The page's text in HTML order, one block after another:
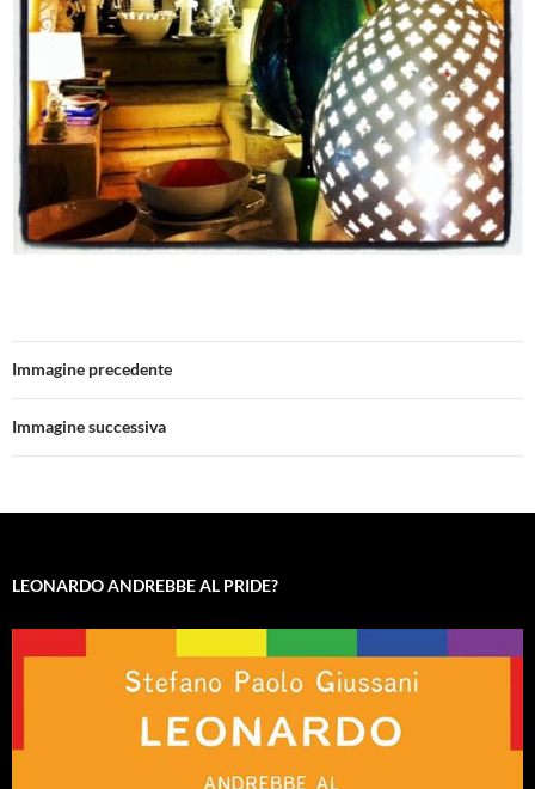
Immagine precedente
Immagine successiva
LEONARDO ANDREBBE AL PRIDE?